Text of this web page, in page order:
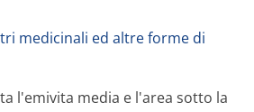
medicinali ed altre forme di
l'emivita media e l'area sotto la